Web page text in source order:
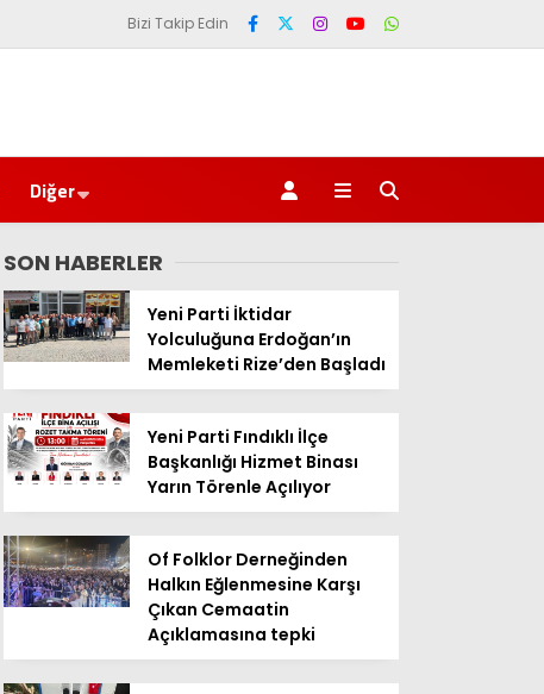
Bizi Takip Edin
Diğer
SON HABERLER
Yeni Parti İktidar
Yolculuğuna Erdoğan’ın
Memleketi Rize’den Başladı
Yeni Parti Fındıklı İlçe
Başkanlığı Hizmet Binası
Yarın Törenle Açılıyor
Of Folklor Derneğinden
Halkın Eğlenmesine Karşı
Çıkan Cemaatin
Açıklamasına tepki